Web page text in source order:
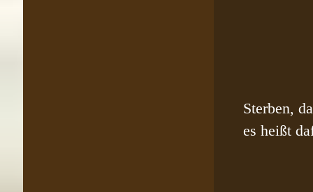
Sterben,
es heißt